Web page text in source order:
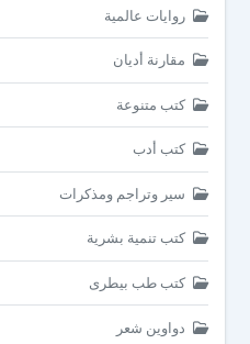
روايات عالمية
مقارنة أديان
كتب متنوعة
كتب أدب
سير وتراجم ومذكرات
كتب تنمية بشرية
كتب طب بيطرى
دواوين شعر